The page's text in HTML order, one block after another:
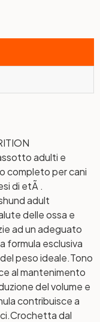
adulti e
completo per cani
di etÃ .
adult
delle ossa e
ad un adeguato
formula esclusiva
peso ideale.Tono
al mantenimento
del volume e
contribuisce a
Crochetta dal